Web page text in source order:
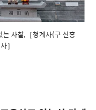
는 사찰,［청계사(구 신흥
］